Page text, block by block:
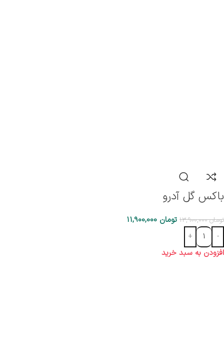
باکس گل آدرو
تومان13,900,000 تومان
افزودن به سبد خرید